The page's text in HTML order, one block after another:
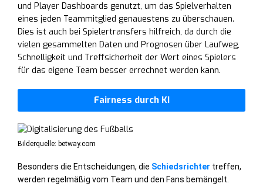
und Player Dashboards genutzt, um das Spielverhalten
eines jeden Teammitglied genauestens zu überschauen.
Dies ist auch bei Spielertransfers hilfreich, da durch die
vielen gesammelten Daten und Prognosen über Laufweg,
Schnelligkeit und Treffsicherheit der Wert eines Spielers
für das eigene Team besser errechnet werden kann.
Fairness durch KI
Bilderquelle: betway.com
Besonders die Entscheidungen, die Schiedsrichter treffen,
werden regelmäßig vom Team und den Fans bemängelt.